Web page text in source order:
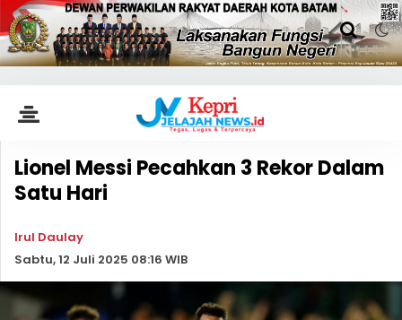
Lionel Messi Pecahkan 3 Rekor Dalam
Satu Hari
Irul Daulay
Sabtu, 12 Juli 2025 08:16 WIB